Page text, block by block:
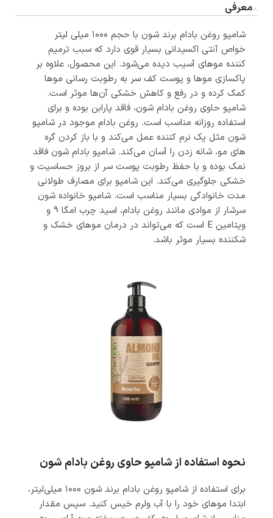
معرفی
شامپو روغن بادام برند شون با حجم ۱۰۰۰ میلی لیتر
خواص آنتی اکسیدانی بسیار قوی دارد که سبب ترمیم
کننده موهای آسیب دیده می‌شود. این محصول، علاوه بر
پاکسازی موها و پوست کف سر به رطوبت رسانی موها
کمک کرده و در رفع و کاهش خشکی ‌آن‌ها موثر است.
شامپو حاوی روغن بادام شون، فاقد پارابن بوده و برای
استفاده روزانه مناسب است. روغن بادام موجود در شامپو
شون مثل یک نرم کننده عمل می‌کند و با باز کردن گره
های مو، شانه زدن را آسان می‌کند. شامپو بادام شون فاقد
نمک بوده و با حفظ رطوبت پوست سر از بروز حساسیت و
خشکی جلوگیری می‌کند. این شامپو برای مصارف طولانی
مدت خانوادگی بسیار مناسب است. شامپو خانواده شون
سرشار از موادی مانند روغن بادام، اسید چرب امگا 9 و
ویتامین E است که می‌تواند در درمان موهای خشک و
شکننده بسیار موثر باشد.
نحوه استفاده از شامپو حاوی روغن بادام شون
برای استفاده از شامپو روغن بادام برند شون ۱۰۰۰ میلی‌لیتر،
ابتدا موهای خود را با آب ولرم خیس کنید. سپس مقدار